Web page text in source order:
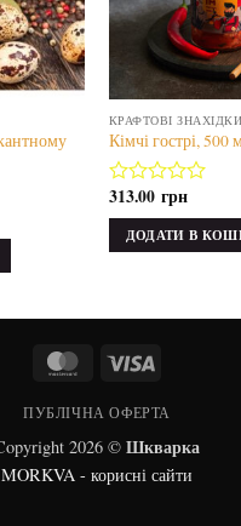
КРАФТОВІ ЗНАХІДКИ
Кімчі гострі, 500
Оцінено
в
5
313.00 грн
ДОДАТИ В
MasterCard
ПУБЛІЧНА ОФЕРТА
2026 © Шкварка
MORKVA - корисні сайти